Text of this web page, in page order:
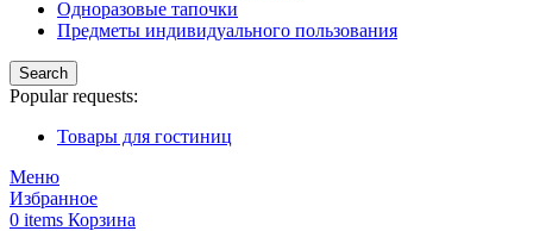
Одноразовые тапочки
Предметы индивидуального пользования
Search
Popular requests:
Товары для гостиниц
Меню
Избранное
0 items Корзина